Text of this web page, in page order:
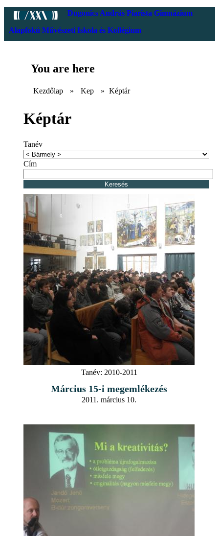
Dugonics András Piarista Gimnázium
Alapfokú Művészeti Iskola és Kollégium
You are here
Kezdőlap » Kep » Képtár
Képtár
Tanév
Cím
Tanév: 2010-2011
Március 15-i megemlékezés
2011. március 10.